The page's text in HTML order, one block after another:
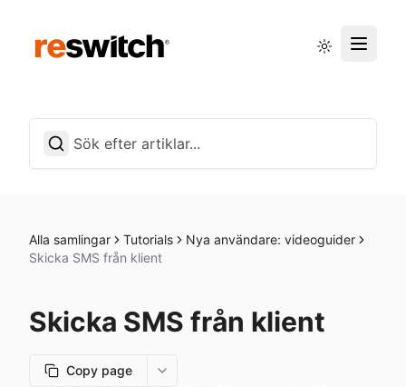
Svenska
Alla samlingar Tutorials
Nya användare: videoguider
Skicka SMS från klient
Skicka SMS från klient
Copy page
More options